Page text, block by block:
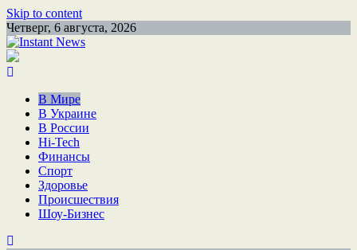
Skip to content
Четверг, 6 августа, 2026
В Мире
В Украине
В России
Hi-Tech
Финансы
Спорт
Здоровье
Происшествия
Шоу-Бизнес